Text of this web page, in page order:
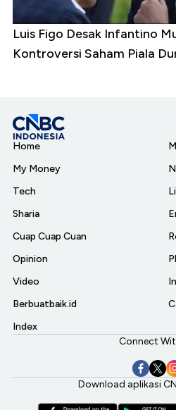
Luis Figo Desak Infantino
Kontroversi Saham Piala
Home
My Money
Tech
Sharia
Cuap Cuap Cuan
Opinion
Video
Berbuatbaik.id
Index
Connect
Download aplikasi